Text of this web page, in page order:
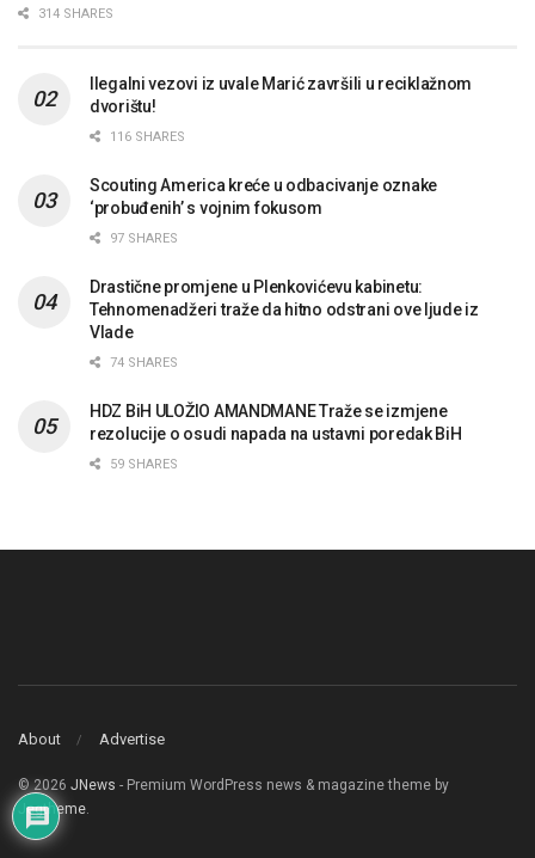
314 SHARES
Ilegalni vezovi iz uvale Marić završili u reciklažnom
dvorištu!
116 SHARES
Scouting America kreće u odbacivanje oznake
‘probuđenih’ s vojnim fokusom
97 SHARES
Drastične promjene u Plenkovićevu kabinetu:
Tehnomenadžeri traže da hitno odstrani ove ljude iz
Vlade
74 SHARES
HDZ BiH ULOŽIO AMANDMANE Traže se izmjene
rezolucije o osudi napada na ustavni poredak BiH
59 SHARES
About Advertise
© 2026 JNews - Premium WordPress news & magazine theme by
Jegtheme.